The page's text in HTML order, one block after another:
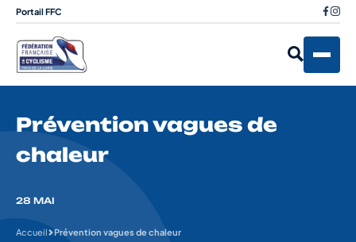
Portail FFC
Prévention vagues de
chaleur
28 MAI
Accueil Prévention vagues de chaleur